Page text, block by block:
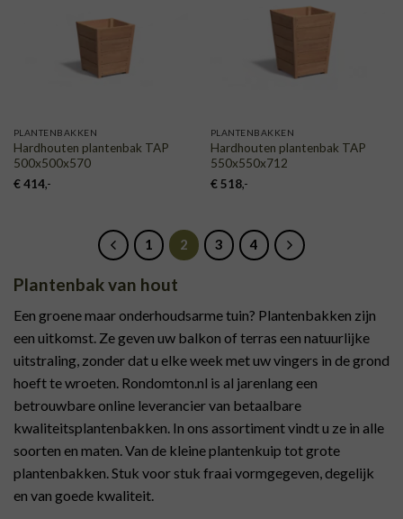
VERLANGLIJST
PLANTENBAKKEN
Hardhouten plantenbak TAP
500x500x570
€414,-
VERLANGLIJST
PLANTENBAKKEN
Hardhouten plantenbak TAP
550x550x712
€518,-
1 2 3 4
Plantenbak van hout
Een groene maar onderhoudsarme tuin? Plantenbakken zijn
een uitkomst. Ze geven uw balkon of terras een natuurlijke
uitstraling, zonder dat u elke week met uw vingers in de grond
hoeft te wroeten. Rondomton.nl is al jarenlang een
betrouwbare online leverancier van betaalbare
kwaliteitsplantenbakken. In ons assortiment vindt u ze in alle
soorten en maten. Van de kleine plantenkuip tot grote
plantenbakken. Stuk voor stuk fraai vormgegeven, degelijk
en van goede kwaliteit.